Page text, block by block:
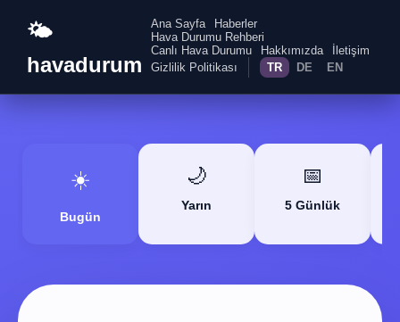
🌤️
havadurum
Ana Sayfa
Haberler
Hava Durumu Rehberi
Canlı Hava Durumu
Hakkımızda
İletişim
Gizlilik Politikası
TR DE EN
☀️
Bugün
🌙
Yarın
📅
5 Günlük